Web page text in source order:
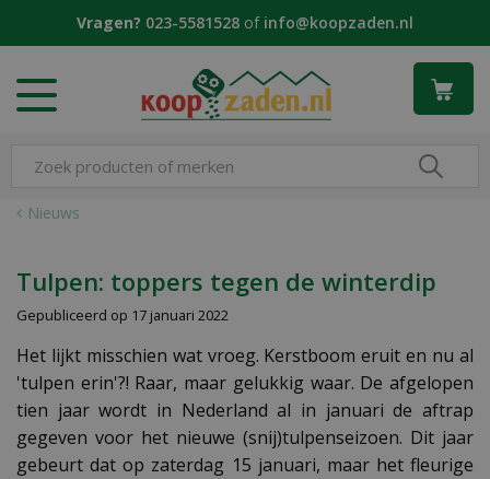
Nieuws
Vragen? 023-5581528 of info@koopzaden.nl
Tulpen: toppers tegen de winterdip
Gepubliceerd op 17 januari 2022
Het lijkt misschien wat vroeg. Kerstboom eruit en nu al
'tulpen erin'?! Raar, maar gelukkig waar. De afgelopen
tien jaar wordt in Nederland al in januari de aftrap
gegeven voor het nieuwe (snij)tulpenseizoen. Dit jaar
gebeurt dat op zaterdag 15 januari, maar het fleurige